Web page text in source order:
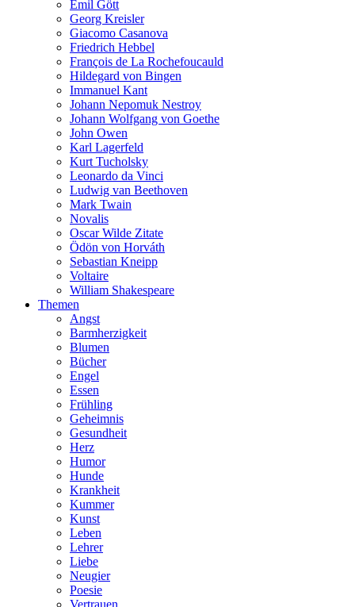
Emil Gött
Georg Kreisler
Giacomo Casanova
Friedrich Hebbel
François de La Rochefoucauld
Hildegard von Bingen
Immanuel Kant
Johann Nepomuk Nestroy
Johann Wolfgang von Goethe
John Owen
Karl Lagerfeld
Kurt Tucholsky
Leonardo da Vinci
Ludwig van Beethoven
Mark Twain
Novalis
Oscar Wilde Zitate
Ödön von Horváth
Sebastian Kneipp
Voltaire
William Shakespeare
Themen
Angst
Barmherzigkeit
Blumen
Bücher
Engel
Essen
Frühling
Geheimnis
Gesundheit
Herz
Humor
Hunde
Krankheit
Kummer
Kunst
Leben
Lehrer
Liebe
Neugier
Poesie
Vertrauen